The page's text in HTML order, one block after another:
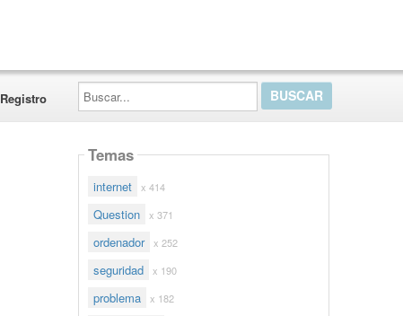
Registro
Buscar...
Temas
internet x 414
Question x 371
ordenador x 252
seguridad x 190
problema x 182